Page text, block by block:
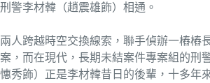
刑警李材韓（趙震雄飾）相通。
兩人跨越時空交換線索，聯手偵辦一樁樁
案，而在現代，長期未結案件專案組的刑
憓秀飾）正是李材韓昔日的後輩，十多年